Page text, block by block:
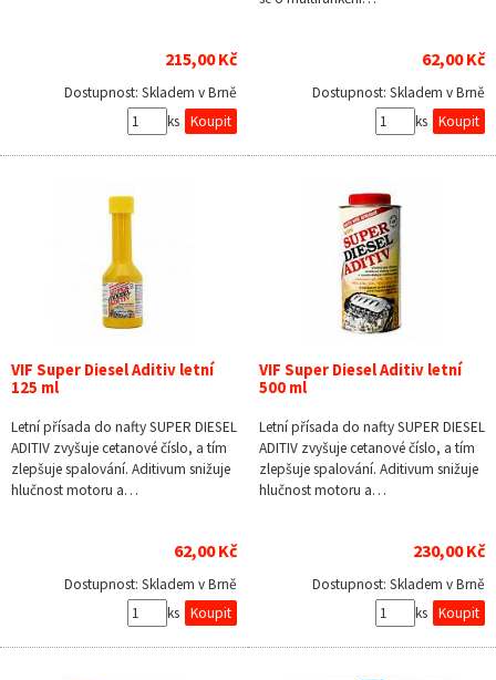
215,00 Kč
Dostupnost: Skladem v Brně
ks
62,00 Kč
Dostupnost: Skladem v Brně
ks
VIF Super Diesel Aditiv letní
125 ml
Letní přísada do nafty SUPER DIESEL
ADITIV zvyšuje cetanové číslo, a tím
zlepšuje spalování. Aditivum snižuje
hlučnost motoru a…
62,00 Kč
Dostupnost: Skladem v Brně
ks
VIF Super Diesel Aditiv letní
500 ml
Letní přísada do nafty SUPER DIESEL
ADITIV zvyšuje cetanové číslo, a tím
zlepšuje spalování. Aditivum snižuje
hlučnost motoru a…
230,00 Kč
Dostupnost: Skladem v Brně
ks